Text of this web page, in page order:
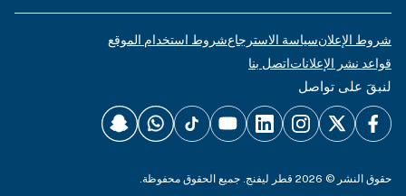
شروط الإعلانسياسة الاسترجاعشروط استخدام الموقع
قواعد نشر الإعلاناتاتصل بنا
لنبقَ على تواصل
حقوق النشر © 2026 قطر ليفنج. جميع الحقوق محفوظة.